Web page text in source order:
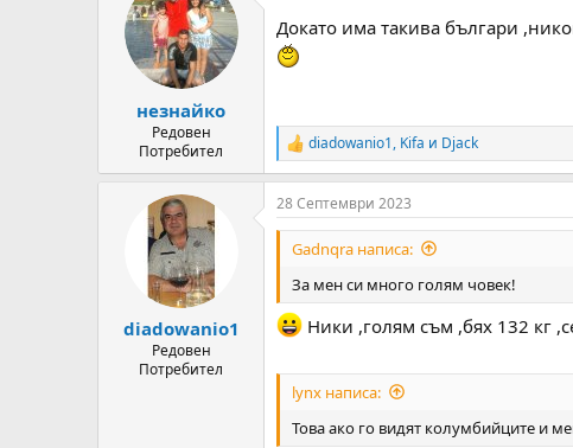
i
o
n
незнайко
Редовен
Потребител
Докато има такива българи
R
e
a
c
t
n
s
:
diadowanio1, Kifa и Djack
diadowanio1
Редовен
Потребител
28 Септември 2023
Gadnqra написа:
За мен си много голям човек!
Ники ,голям съм ,бях 132 кг
lynx написа:
Това ако го видят колумбийците и